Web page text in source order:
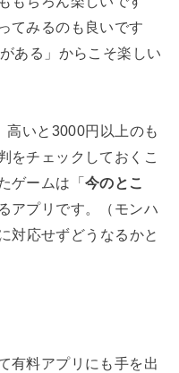
てみるのも良いです
ある」からこそ楽しい
高いと3000円以上のも
をチェックしておくこ
ゲームは「今のとこ
アプリです。（モンハ
対応せずどうなるかと
有料アプリにも手を出